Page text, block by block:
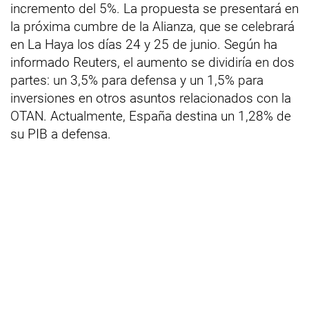
incremento del 5%. La propuesta se presentará en
la próxima cumbre de la Alianza, que se celebrará
en La Haya los días 24 y 25 de junio. Según ha
informado Reuters, el aumento se dividiría en dos
partes: un 3,5% para defensa y un 1,5% para
inversiones en otros asuntos relacionados con la
OTAN. Actualmente, España destina un 1,28% de
su PIB a defensa.